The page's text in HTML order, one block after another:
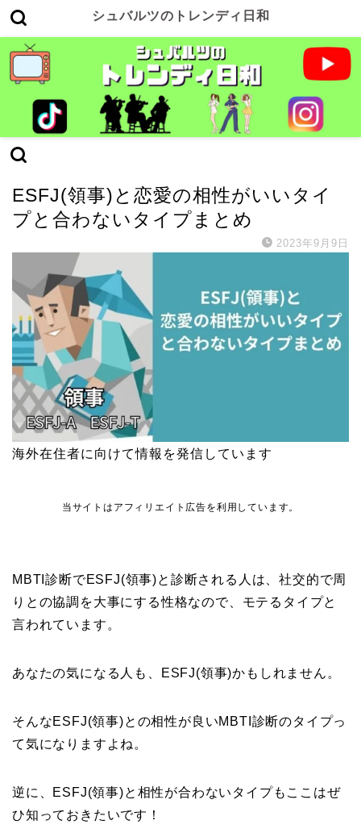
シュバルツのトレンディ日和
ESFJ(領事)と恋愛の相性がいいタイ
プと合わないタイプまとめ
2023年9月9日
海外在住者に向けて情報を発信しています
当サイトはアフィリエイト広告を利用しています。
MBTI診断でESFJ(領事)と診断される人は、社交的で周
りとの協調を大事にする性格なので、モテるタイプと
言われています。
あなたの気になる人も、ESFJ(領事)かもしれません。
そんなESFJ(領事)との相性が良いMBTI診断のタイプっ
て気になりますよね。
逆に、ESFJ(領事)と相性が合わないタイプもここはぜ
ひ知っておきたいです！